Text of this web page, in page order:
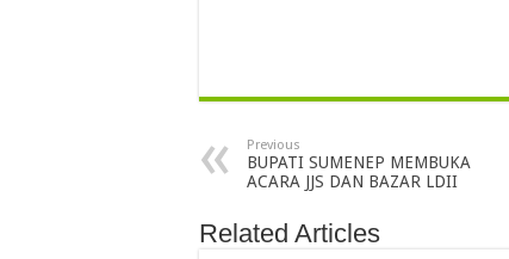
Previous
BUPATI SUMENEP MEMBUKA
ACARA JJS DAN BAZAR LDII
Related Articles